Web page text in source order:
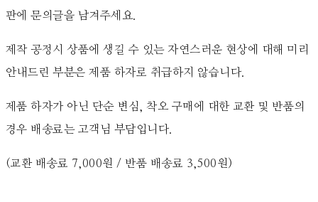
판에 문의글을 남겨주세요.
제작 공정시 상품에 생길 수 있는 자연스러운 현상에 대해 미리
안내드린 부분은 제품 하자로 취급하지 않습니다.
제품 하자가 아닌 단순 변심, 착오 구매에 대한 교환 및 반품의
경우 배송료는 고객님 부담입니다.
(교환 배송료 7,000원 / 반품 배송료 3,500원)